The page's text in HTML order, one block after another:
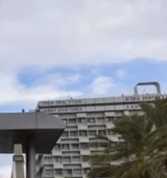
Videopodcast
VIDEOPODCAST – AfD und
Verändert ein
israelische Bild der